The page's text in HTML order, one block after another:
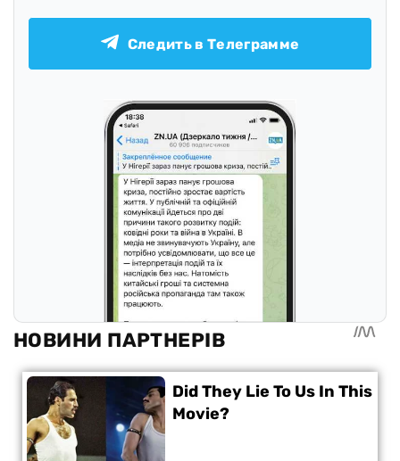
Следить в Телеграмме